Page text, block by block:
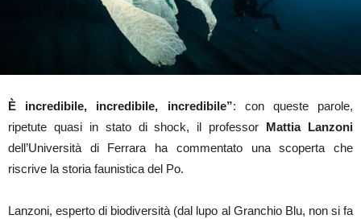
È incredibile, incredibile, incredibile”: con queste parole,
ripetute quasi in stato di shock, il professor Mattia Lanzoni
dell’Università di Ferrara ha commentato una scoperta che
riscrive la storia faunistica del Po.
Lanzoni, esperto di biodiversità (dal lupo al Granchio Blu, non si fa